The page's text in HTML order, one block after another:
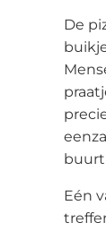
De
Eén